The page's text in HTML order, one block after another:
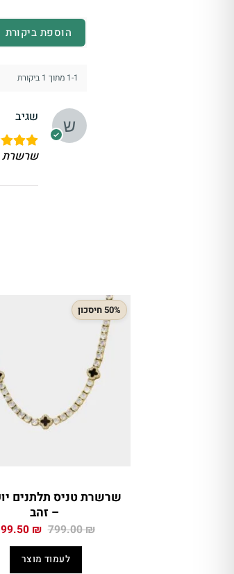
הוספת ביקורת
1-1 מתוך 1 ביקורת
שגיב
שרשרת
50% חיסכון
שרשרת טניס תלתנים
– זהב
799.00₪ המחיר
היה:
799.00 ₪.
₪
לעמוד מוצר